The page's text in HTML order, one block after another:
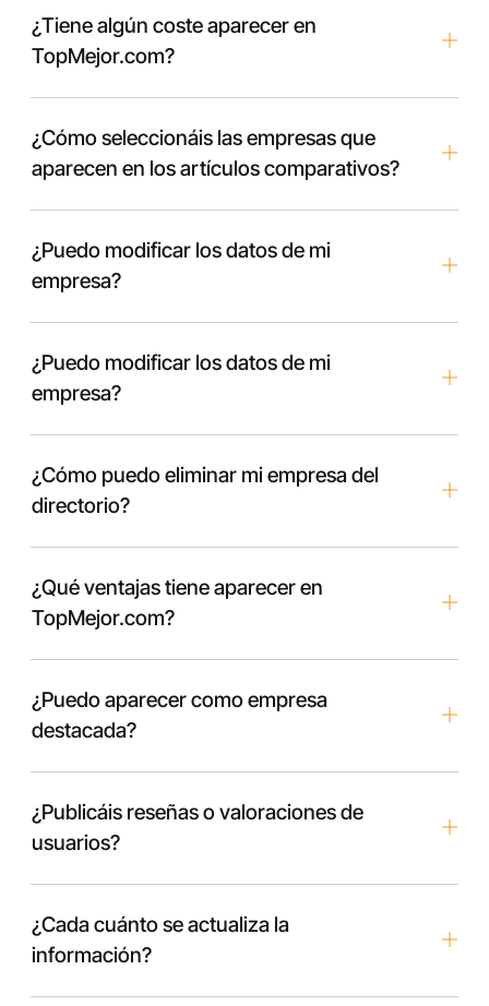
¿Tiene algún coste aparecer en
TopMejor.com?
¿Cómo seleccionáis las empresas que
aparecen en los artículos comparativos?
¿Puedo modificar los datos de mi
empresa?
¿Puedo modificar los datos de mi
empresa?
¿Cómo puedo eliminar mi empresa del
directorio?
¿Qué ventajas tiene aparecer en
TopMejor.com?
¿Puedo aparecer como empresa
destacada?
¿Publicáis reseñas o valoraciones de
usuarios?
¿Cada cuánto se actualiza la
información?